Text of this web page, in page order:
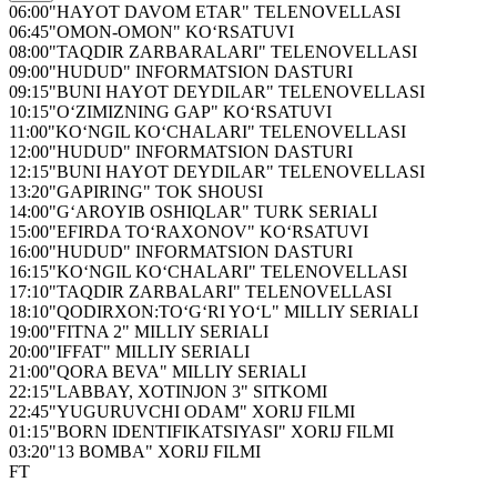
06:00"HAYOT DAVOM ETAR" TELENOVELLASI
06:45"OMON-OMON" KO‘RSATUVI
08:00"TAQDIR ZARBARALARI" TELENOVELLASI
09:00"HUDUD" INFORMATSION DASTURI
09:15"BUNI HAYOT DEYDILAR" TELENOVELLASI
10:15"O‘ZIMIZNING GAP" KO‘RSATUVI
11:00"KO‘NGIL KO‘CHALARI" TELENOVELLASI
12:00"HUDUD" INFORMATSION DASTURI
12:15"BUNI HAYOT DEYDILAR" TELENOVELLASI
13:20"GAPIRING" TOK SHOUSI
14:00"G‘AROYIB OSHIQLAR" TURK SERIALI
15:00"EFIRDA TO‘RAXONOV" KO‘RSATUVI
16:00"HUDUD" INFORMATSION DASTURI
16:15"KO‘NGIL KO‘CHALARI" TELENOVELLASI
17:10"TAQDIR ZARBALARI" TELENOVELLASI
18:10"QODIRXON:TO‘G‘RI YO‘L" MILLIY SERIALI
19:00"FITNA 2" MILLIY SERIALI
20:00"IFFAT" MILLIY SERIALI
21:00"QORA BEVA" MILLIY SERIALI
22:15"LABBAY, XOTINJON 3" SITKOMI
22:45"YUGURUVCHI ODAM" XORIJ FILMI
01:15"BORN IDENTIFIKATSIYASI" XORIJ FILMI
03:20"13 BOMBA" XORIJ FILMI
FT